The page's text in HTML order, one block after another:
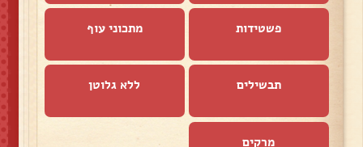
פשטידות מתכוני עוף
תבשילים ללא גלוטן
מרקים